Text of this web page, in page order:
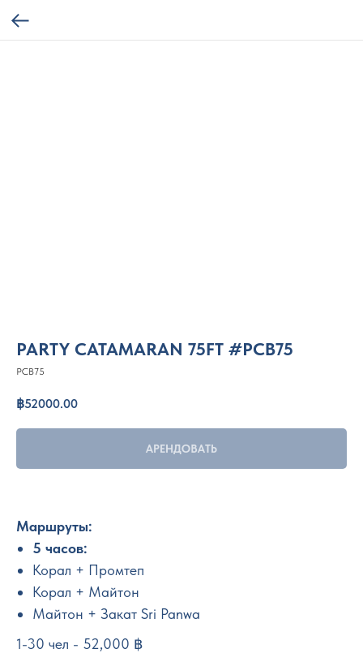
PARTY CATAMARAN 75FT #PCB75
PCB75
฿52000.00
АРЕНДОВАТЬ
Маршруты:
5 часов:
Корал + Промтеп
Корал + Майтон
Майтон + Закат Sri Panwa
1-30 чел - 52,000 ฿